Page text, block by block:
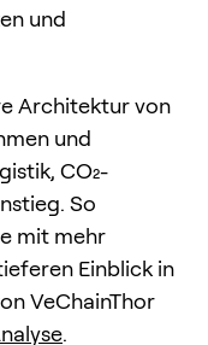
und
Architektur von
und
CO₂-
So
mit mehr
Einblick in
VeChainThor
.